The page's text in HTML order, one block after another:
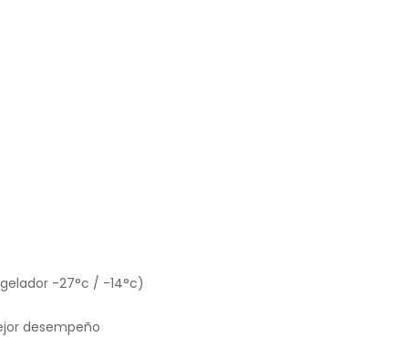
-27°c / -14°c)
desempeño